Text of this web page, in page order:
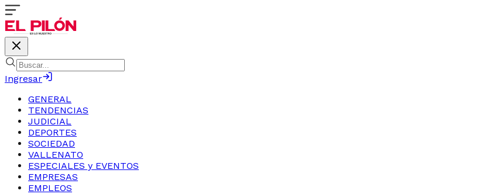
Ingresar
GENERAL
TENDENCIAS
JUDICIAL
DEPORTES
SOCIEDAD
VALLENATO
ESPECIALES y EVENTOS
EMPRESAS
EMPLEOS